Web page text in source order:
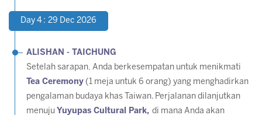
Day 4 : 29 Dec 2026
ALISHAN - TAICHUNG
Setelah sarapan, Anda berkesempatan untuk menikmati
Tea Ceremony (1 meja untuk 6 orang) yang menghadirkan
pengalaman budaya khas Taiwan. Perjalanan dilanjutkan
menuju Yuyupas Cultural Park, di mana Anda akan